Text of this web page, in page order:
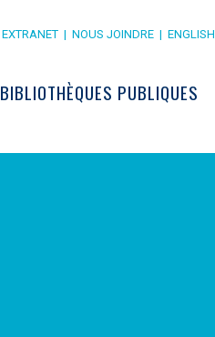
EXTRANET | NOUS JOINDRE | ENGLISH
BIBLIOTHÈQUES PUBLIQUES